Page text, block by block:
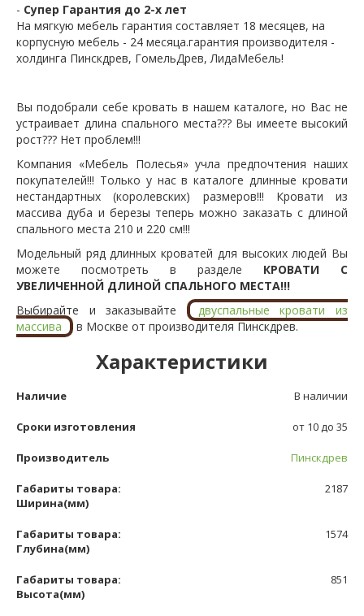
- Супер Гарантия до 2-х лет
На мягкую мебель гарантия составляет 18 месяцев, на
корпусную мебель - 24 месяца.гарантия производителя -
холдинга Пинскдрев, ГомельДрев, ЛидаМебель!
Вы подобрали себе кровать в нашем каталоге, но Вас не
устраивает длина спального места??? Вы имеете высокий
рост??? Нет проблем!!!
Компания «Мебель Полесья» учла предпочтения наших
покупателей!!! Только у нас в каталоге длинные кровати
нестандартных (королевских) размеров!!! Кровати из
массива дуба и березы теперь можно заказать с длиной
спального места 210 и 220 см!!!
Модельный ряд длинных кроватей для высоких людей Вы
можете посмотреть в разделе КРОВАТИ С
УВЕЛИЧЕННОЙ ДЛИНОЙ СПАЛЬНОГО МЕСТА!!!
Выбирайте и заказывайте
двуспальные кровати из
массива
в Москве от производителя Пинскдрев.
Характеристики
Наличие В наличии
Сроки изготовления от 10 до 35
Производитель Пинскдрев
Габариты товара:
Ширина(мм)
2187
Габариты товара:
Глубина(мм)
1574
Габариты товара:
Высота(мм)
851